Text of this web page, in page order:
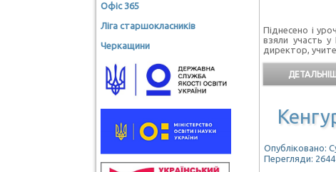
Офіс 365
Ліга старшокласників
Черкащини
Піднесено і
взяли участь у
директор,
Опубліковано:
Перегляди: 2644